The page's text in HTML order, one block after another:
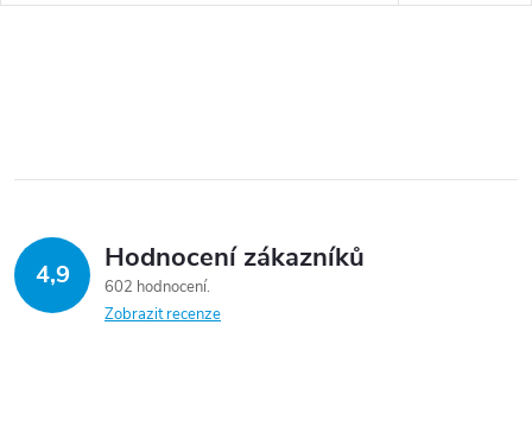
4,9 Hodnocení zákazníků
602 hodnocení
Zobrazit recenze